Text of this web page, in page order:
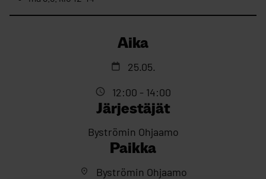
Aika
25.05.
12:00 - 14:00
Järjestäjät
Byströmin Ohjaamo
Paikka
Byströmin Ohjaamo